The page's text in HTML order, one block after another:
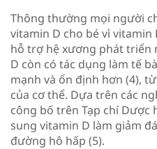
Thông thường mọi người
vitamin D cho bé vì
hỗ trợ hệ xương phát triển
D còn có tác dụng làm tế
mạnh và ổn định hơn (4),
của cơ thể. Dựa trên các
công bố trên Tạp chí Dược
sung vitamin D làm giảm
đường hô hấp (5).​